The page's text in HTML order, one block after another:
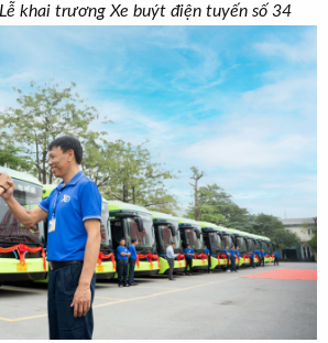
khai trương Xe buýt điện tuyến số 34